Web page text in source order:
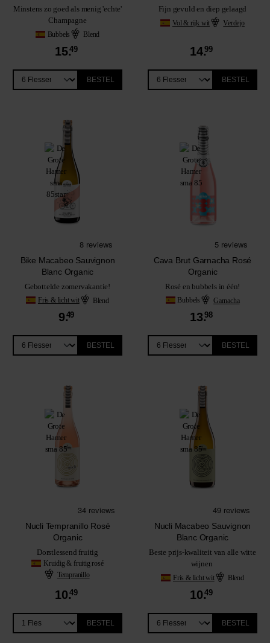
Organic
Minstens zo goed als menig 'echte'
Champagne
Bubbels Blend
15.49
BESTEL
Fijn gevuld en diep gelaagd
Vol & rijk wit Verdejo
14.99
BESTEL
Bike Macabeo Sauvignon
Blanc Organic
Gebottelde zomervakantie!
Fris & licht wit Blend
9.49
BESTEL
Cava Brut Garnacha Rosé
Organic
Rosé en bubbels in één!
Bubbels Garnacha
13.98
BESTEL
Nucli Tempranillo Rosé
Organic
Dorstlessend fruitig
Kruidig & fruitig rosé
Tempranillo
10.49
BESTEL
Nucli Macabeo Sauvignon
Blanc Organic
Beste prijs-kwaliteit van alle witte
wijnen
Fris & licht wit Blend
10.49
BESTEL